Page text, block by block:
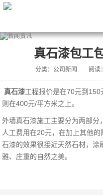
真石漆包工
分类：公司新闻 阅读
真石漆工程报价是在70元到
则在400元/平方米之上。
外墙真石漆施工主要分为两部分
人工费用在20元，在加上其他
石漆的效果很接近天然石材，涂
雅、庄重的自然之美。